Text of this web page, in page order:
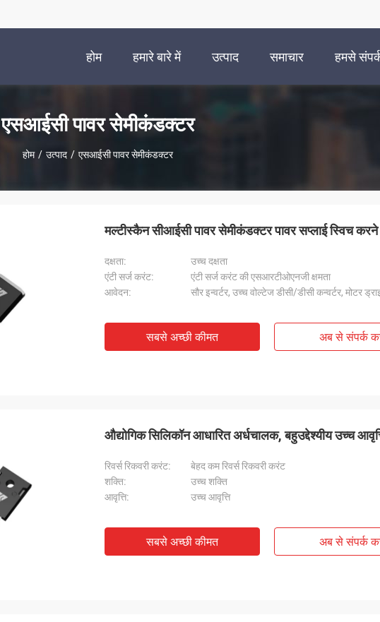
होम हमारे बारे में उत्पाद समाचार हमसे
एसआईसी पावर सेमीकंडक्टर
होम / उत्पाद / एसआईसी पावर सेमीकंडक्टर
मल्टीस्कैन सीआईसी पावर सेमीकंडक्टर पावर सप्लाई स्विच
दक्षता:
उच्च दक्षता
एंटी सर्ज करंट:
एंटी सर्ज करंट की एसआरटीओएनजी क्षमता
आवेदन:
सौर इन्वर्टर, उच्च वोल्टेज डीसी/डीसी कन्वर्टर, मोटर
सबसे अच्छी कीमत अब से संपर्क
औद्योगिक सिलिकॉन आधारित अर्धचालक, बहुउद्देश्यीय उच्च
रिवर्स रिकवरी करंट:
बेहद कम रिवर्स रिकवरी करंट
शक्ति:
उच्च शक्ति
आवृत्ति:
उच्च आवृत्ति
सबसे अच्छी कीमत अब से संपर्क